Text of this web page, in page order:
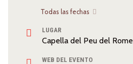
Todas las fechas
LUGAR
Capella del Peu del
WEB DEL EVENTO